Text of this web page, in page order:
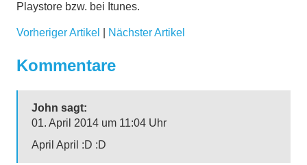
Playstore bzw. bei Itunes.
Vorheriger Artikel Nächster Artikel
Kommentare
John sagt:
01. April 2014 um 11:04 Uhr
April April :D :D